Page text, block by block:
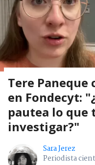
Tere Paneque
en Fondecyt:
pautea lo que
investigar?"
Sara Jerez
Periodista